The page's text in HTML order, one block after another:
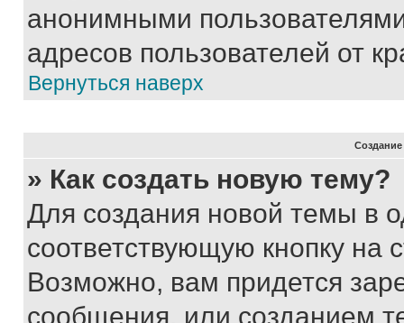
анонимными
адресов пользователей от
Вернуться наверх
» Как создать новую тему?
Для создания новой темы в
соответствующую кнопку
Возможно, вам придется
сообщения, или созданием